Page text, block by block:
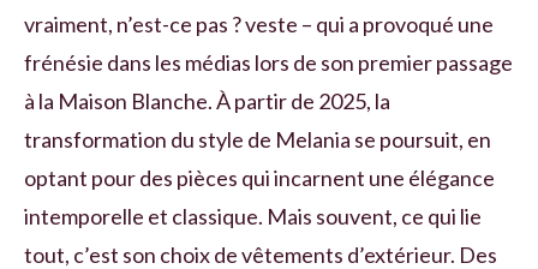
vraiment, n’est-ce pas ? veste – qui a provoqué une
frénésie dans les médias lors de son premier passage
à la Maison Blanche. À partir de 2025, la
transformation du style de Melania se poursuit, en
optant pour des pièces qui incarnent une élégance
intemporelle et classique. Mais souvent, ce qui lie
tout, c’est son choix de vêtements d’extérieur. Des